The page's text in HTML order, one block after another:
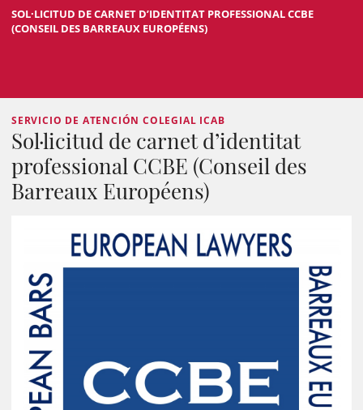
SOL·LICITUD DE CARNET D’IDENTITAT PROFESSIONAL CCBE
(CONSEIL DES BARREAUX EUROPÉENS)
SERVICIO DE ATENCIÓN COLEGIAL ICAB
Sol·licitud de carnet d’identitat
professional CCBE (Conseil des
Barreaux Européens)